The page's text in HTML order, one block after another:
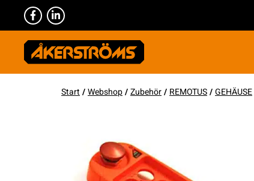
Start /Webshop/Zubehör/ REMOTUS/GEHÄUSE